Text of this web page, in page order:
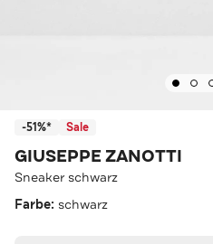
-51%* Sale
GIUSEPPE ZANOTTI
Sneaker schwarz
Farbe: schwarz